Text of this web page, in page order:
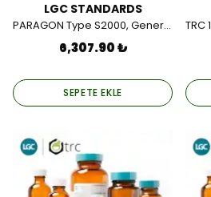
LGC STANDARDS
PARAGON Type S2000, General Purpose Viscosity 500ML.
6,307.90 ₺
SEPETE EKLE